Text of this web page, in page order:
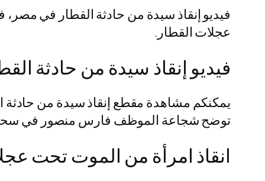
فيديو إنقاذ سيدة من حادثة القطار في
عجلات القطار.
فيديو إنقاذ سيدة من حادثة
يمكنكم مشاهدة مقطع إنقاذ سيدة من
توضح شجاعة الموظف فارس منصور في سحب
انقاذ امرأة من الموت تحت